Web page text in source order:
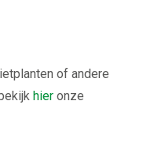
of andere
hier onze